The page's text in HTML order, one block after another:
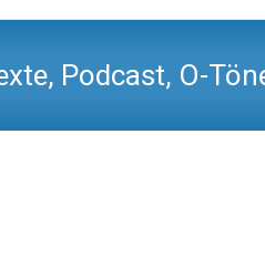
Podcast, O-